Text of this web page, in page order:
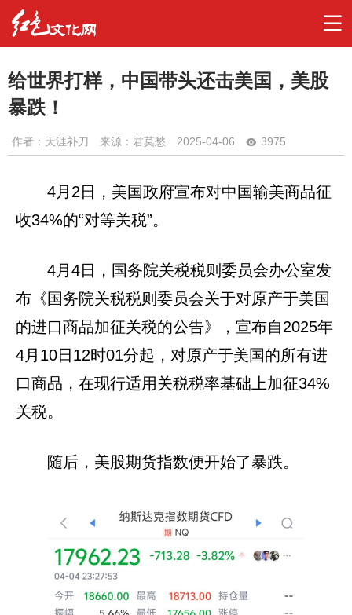
给世界打样，中国带头还击美国，美股
暴跌！
作者： 天涯补刀 来源：君莫愁 2025-04-06 3975
4月2日，美国政府宣布对中国输美商品征
收34%的“对等关税”。
4月4日，国务院关税税则委员会办公室发
布《国务院关税税则委员会关于对原产于美国
的进口商品加征关税的公告》，宣布自2025年
4月10日12时01分起，对原产于美国的所有进
口商品，在现行适用关税税率基础上加征34%
关税。
随后，美股期货指数便开始了暴跌。